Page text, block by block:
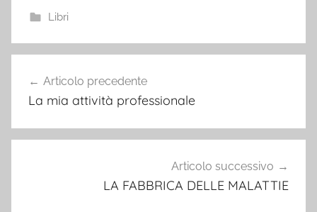
Libri
articoli
Articolo precedente
La mia attività professionale
Articolo successivo
LA FABBRICA DELLE MALATTIE